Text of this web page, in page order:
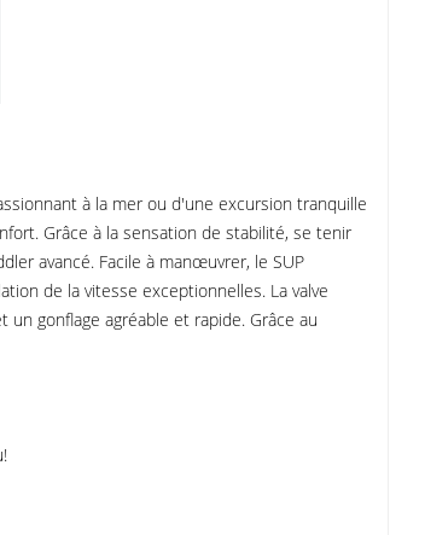
à la mer ou d'une excursion tranquille
Grâce à la sensation de stabilité, se tenir
avancé. Facile à manœuvrer, le SUP
de la vitesse exceptionnelles. La valve
gonflage agréable et rapide. Grâce au